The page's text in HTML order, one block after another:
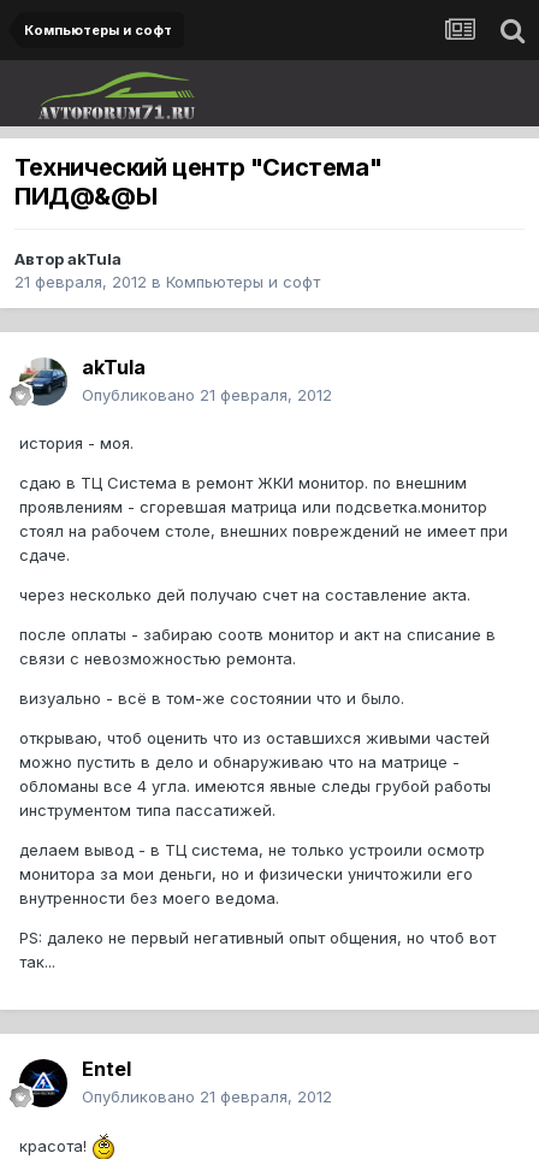
Компьютеры и софт
Технический центр "Система"
ПИД@&@Ы
АвторakTula
21 февраля, 2012 в Компьютеры и софт
akTula
Опубликовано 21 февраля, 2012
история - моя.
сдаю в ТЦ Система в ремонт ЖКИ монитор. по внешним
проявлениям - сгоревшая матрица или подсветка.монитор
стоял на рабочем столе, внешних повреждений не имеет при
сдаче.
через несколько дей получаю счет на составление акта.
после оплаты - забираю соотв монитор и акт на списание в
связи с невозможностью ремонта.
визуально - всё в том-же состоянии что и было.
открываю, чтоб оценить что из оставшихся живыми частей
можно пустить в дело и обнаруживаю что на матрице -
обломаны все 4 угла. имеются явные следы грубой работы
инструментом типа пассатижей.
делаем вывод - в ТЦ система, не только устроили осмотр
монитора за мои деньги, но и физически уничтожили его
внутренности без моего ведома.
PS: далеко не первый негативный опыт общения, но чтоб вот
так...
Entel
Опубликовано 21 февраля, 2012
красота!